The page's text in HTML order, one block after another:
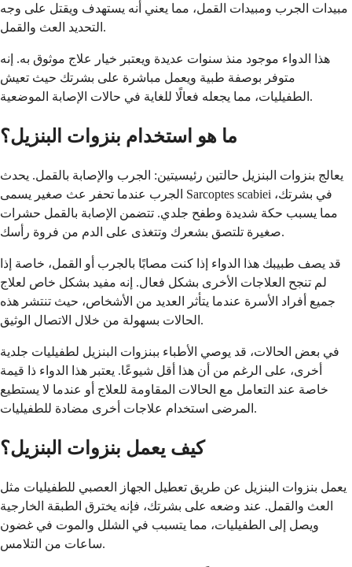
مبيدات الجرب ومبيدات القمل، مما يعني أنه يستهدف ويقتل على وجه
التحديد العث والقمل.
هذا الدواء موجود منذ سنوات عديدة ويعتبر خيار علاج موثوق به. إنه
متوفر بوصفة طبية ويعمل مباشرة على بشرتك حيث تعيش
الطفيليات، مما يجعله فعالًا للغاية في حالات الإصابة الموضعية.
ما هو استخدام بنزوات البنزيل؟
يعالج بنزوات البنزيل حالتين رئيسيتين: الجرب والإصابة بالقمل. يحدث
الجرب عندما تحفر عث صغير يسمى Sarcoptes scabiei في بشرتك،
مما يسبب حكة شديدة وطفح جلدي. تتضمن الإصابة بالقمل حشرات
صغيرة تلتصق بشعرك وتتغذى على الدم من فروة رأسك.
قد يصف طبيبك هذا الدواء إذا كنت مصابًا بالجرب أو القمل، خاصة إذا
لم تنجح العلاجات الأخرى بشكل فعال. إنه مفيد بشكل خاص لعلاج
جميع أفراد الأسرة عندما يتأثر العديد من الأشخاص، حيث تنتشر هذه
الحالات بسهولة من خلال الاتصال الوثيق.
في بعض الحالات، قد يوصي الأطباء ببنزوات البنزيل لطفيليات جلدية
أخرى، على الرغم من أن هذا أقل شيوعًا. يعتبر هذا الدواء ذا قيمة
خاصة عند التعامل مع الحالات المقاومة للعلاج أو عندما لا يستطيع
المرضى استخدام علاجات أخرى مضادة للطفيليات.
كيف يعمل بنزوات البنزيل؟
يعمل بنزوات البنزيل عن طريق تعطيل الجهاز العصبي للطفيليات مثل
العث والقمل. عند وضعه على بشرتك، فإنه يخترق الطبقة الخارجية
ويصل إلى الطفيليات، مما يتسبب في الشلل والموت في غضون
ساعات من التلامس.